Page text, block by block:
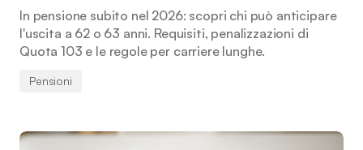
In pensione subito nel 2026: scopri chi può anticipare
l'uscita a 62 o 63 anni. Requisiti, penalizzazioni di
Quota 103 e le regole per carriere lunghe.
Pensioni